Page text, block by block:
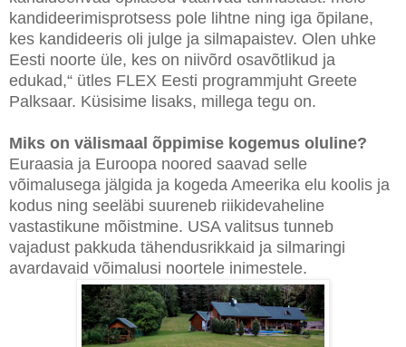
kandideerimisprotsess pole lihtne ning iga õpilane,
kes kandideeris oli julge ja silmapaistev. Olen uhke
Eesti noorte üle, kes on niivõrd osavõtlikud ja
edukad,“ ütles FLEX Eesti programmjuht Greete
Palksaar. Küsisime lisaks, millega tegu on.
Miks on välismaal õppimise kogemus oluline?
Euraasia ja Euroopa noored saavad selle
võimalusega jälgida ja kogeda Ameerika elu koolis ja
kodus ning seeläbi suureneb riikidevaheline
vastastikune mõistmine. USA valitsus tunneb
vajadust pakkuda tähendusrikkaid ja silmaringi
avardavaid võimalusi noortele inimestele.